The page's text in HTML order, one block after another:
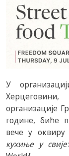
У
организације
године, биће
вече у оквиру
кухиње у